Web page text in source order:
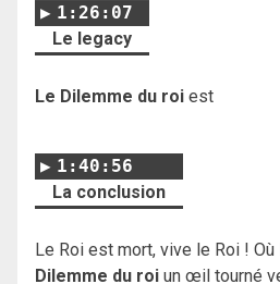
1:26:07
Le legacy
Le Dilemme du roi est
1:40:56
La conclusion
Le Roi est mort, vive le Roi ! Où
Dilemme du roi un œil tourné